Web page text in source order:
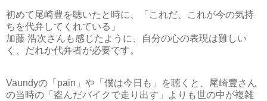
初めて尾崎豊を聴いたと時に、「これだ、これが今の気持
ちを代弁してくれている」
加藤 浩次さんも感じたように、自分の心の表現は難しい
く、だれか代弁者が必要です。
Vaundyの「pain」や「僕は今日も」を聴くと、尾崎豊さん
の当時の「盗んだバイクで走り出す」よりも世の中が複雑